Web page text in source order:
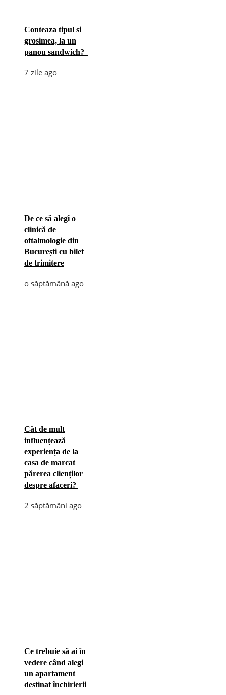
Conteaza tipul si
grosimea, la un
panou sandwich?
7 zile ago
De ce să alegi o
clinică de
oftalmologie din
București cu bilet
de trimitere
o săptămână ago
Cât de mult
influențează
experiența de la
casa de marcat
părerea clienților
despre afaceri?
2 săptămâni ago
Ce trebuie să ai în
vedere când alegi
un apartament
destinat închirierii